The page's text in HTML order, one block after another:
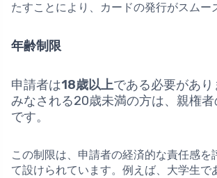
たすことにより、カードの発行がスムー
年齢制限
申請者は18歳以上である必要があり
みなされる20歳未満の方は、親権
です。
この制限は、申請者の経済的な責任感を
て設けられています。例えば、大学生で